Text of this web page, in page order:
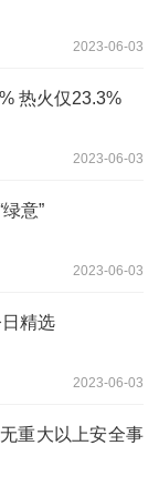
2023-06-03
热火仅23.3%
2023-06-03
意”
2023-06-03
精选
2023-06-03
重大以上安全事